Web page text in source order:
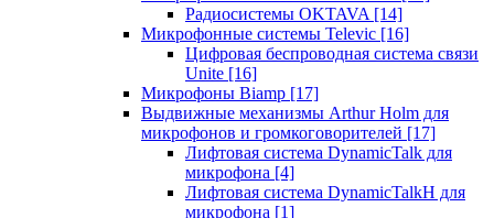
Радиосистемы OKTAVA [14]
Микрофонные системы Televic [16]
Цифровая беспроводная система связи
Unite [16]
Микрофоны Biamp [17]
Выдвижные механизмы Arthur Holm для
микрофонов и громкоговорителей [17]
Лифтовая система DynamicTalk для
микрофона [4]
Лифтовая система DynamicTalkH для
микрофона [1]